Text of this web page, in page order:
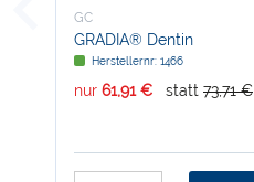
GC
GRADIA® Dentin
Herstellernr: 1466
nur 61,91 € statt 73,71 €